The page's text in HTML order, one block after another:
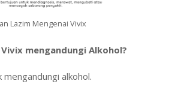
Lazim Mengenai Vivix
mengandungi Alkohol?
alkohol.